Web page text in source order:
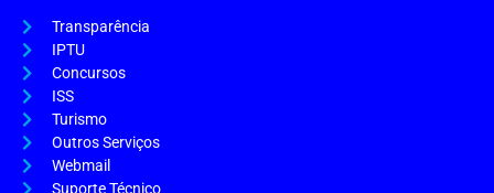
Transparência
IPTU
Concursos
ISS
Turismo
Outros Serviços
Webmail